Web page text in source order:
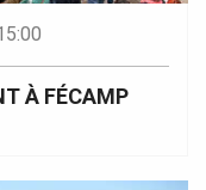
À FÉCAMP